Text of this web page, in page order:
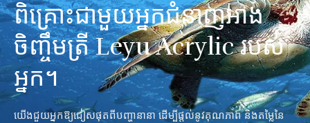
ពិគ្រោះជាមួយអ្នកជំនាញអាង
ចិញ្ចឹមត្រី Leyu Acrylic របស់
អ្នក។
យើងជួយអ្នកឱ្យជៀសផុតពីបញ្ហានានា ដើម្បីផ្តល់នូវគុណភាព និងតម្លៃនៃ